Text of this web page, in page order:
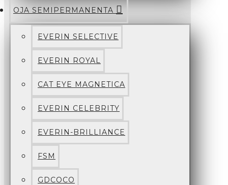
OJA SEMIPERMANENTA
EVERIN SELECTIVE
EVERIN ROYAL
CAT EYE MAGNETICA
EVERIN CELEBRITY
EVERIN-BRILLIANCE
FSM
GDCOCO